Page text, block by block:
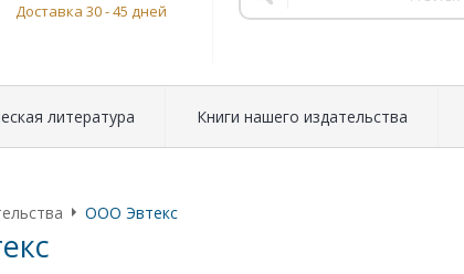
Доставка 30 - 45 дней
литература Книги нашего издательства
ООО Эвтекс